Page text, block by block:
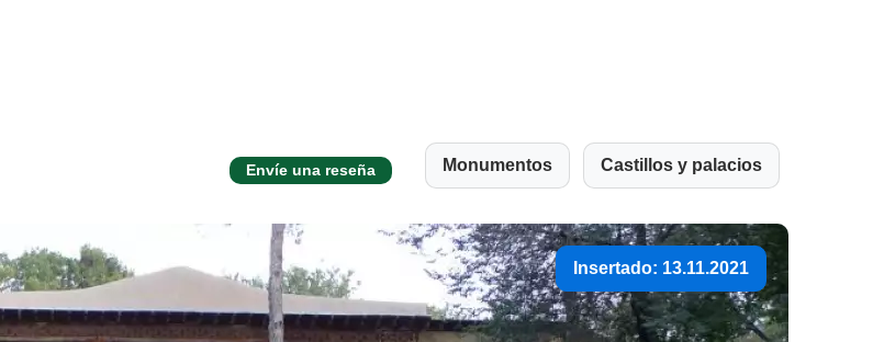
Envíe una reseña Monumentos Castillos y palacios
Insertado: 13.11.2021